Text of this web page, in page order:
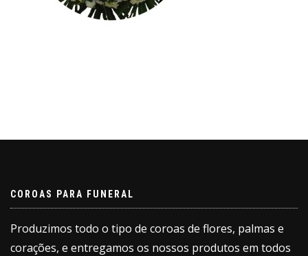
COROAS PARA FUNERAL
Produzimos todo o tipo de coroas de flores, palmas e
corações, e entregamos os nossos produtos em todos